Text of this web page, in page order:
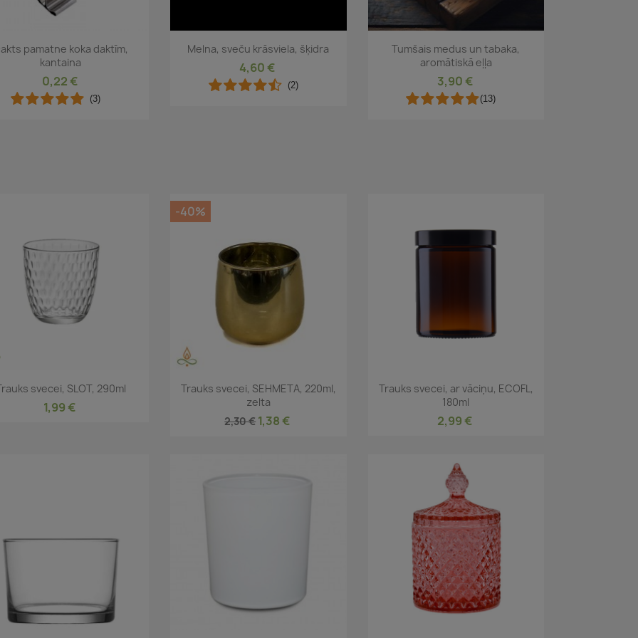
Īss ieskats
pamatne koka daktīm,
kantaina
0,22 €
(3)
Īss ieskats
Melna, sveču krāsviela, šķidra
4,60 €
(2)
Īss ieskats
Tumšais medus un tabaka,
aromātiskā eļļa
3,90 €
(13)
Īss ieskats
svecei, SLOT, 290ml
1,99 €
Īss ieskats
Trauks svecei, SEHMETA, 220ml,
zelta
2,30 € 1,38 €
-40%
Īss ieskats
Trauks svecei, ar vāciņu, ECOFL,
180ml
2,99 €